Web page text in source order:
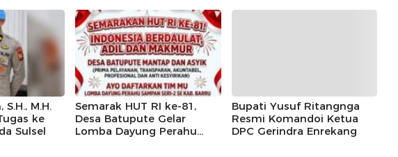
M.H.
ke
Sulsel
Semarak HUT RI ke-81,
Desa Batupute Gelar
Lomba Dayung Perahu
Bupati Yusuf Ritangnga
Resmi Komandoi Ketua
DPC Gerindra Enrekang